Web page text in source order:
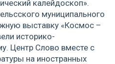
калейдоскоп».
муниципального
выставку «Космос –
историко-
Центр Слово вместе с
на иностранных